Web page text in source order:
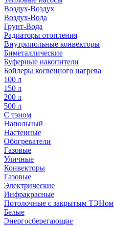
Воздух-Воздух
Воздух-Вода
Грунт-Вода
Радиаторы отопления
Внутрипольные конвекторы
Биметаллические
Буферные накопители
Бойлеры косвенного нагрева
100 л
150 л
200 л
500 л
С тэном
Напольный
Настенные
Обогреватели
Газовые
Уличные
Конвекторы
Газовые
Электрические
Инфракрасные
Потолочные с закрытым ТЭНом
Белые
Энергосберегающие